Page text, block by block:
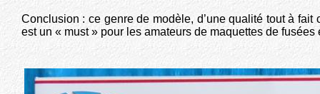
Conclusion : ce genre de modèle, d’une qualité tout à
est un « must » pour les amateurs de maquettes de